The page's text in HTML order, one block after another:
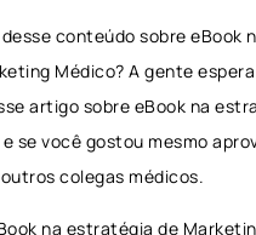
conteúdo sobre eBook
Médico? A gente
artigo sobre eBook na
se você gostou mesmo
colegas médicos.
na estratégia de